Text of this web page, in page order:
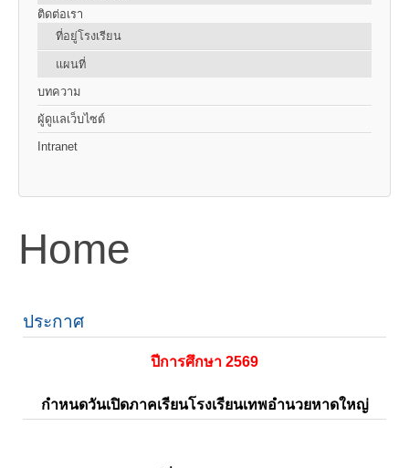
ติดต่อเรา
ที่อยู่โรงเรียน
แผนที่
บทความ
ผู้ดูแลเว็บไซต์
Intranet
Home
ประกาศ
ปีการศึกษา 2569
กำหนดวันเปิดภาคเรียนโรงเรียนเทพอำนวยหาดใหญ่